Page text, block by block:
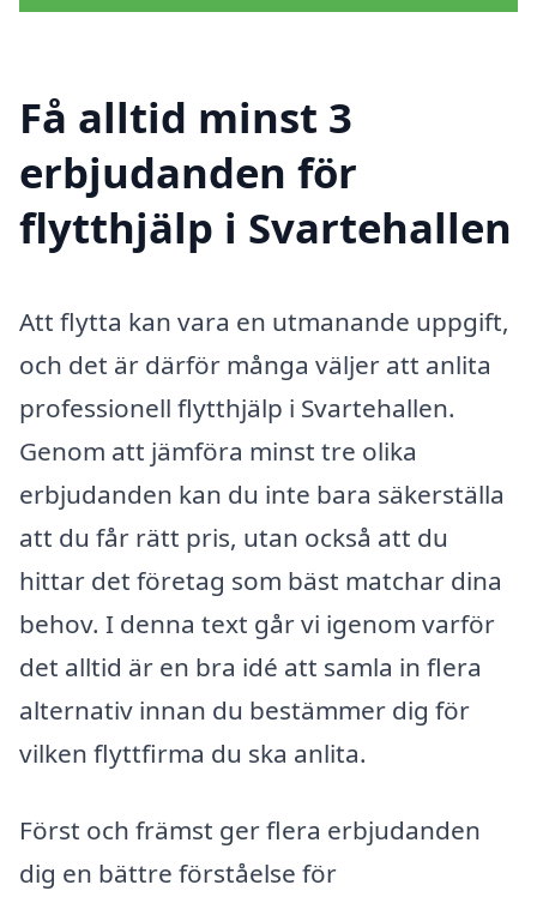
Få alltid minst 3
erbjudanden för
flytthjälp i Svartehallen
Att flytta kan vara en utmanande uppgift,
och det är därför många väljer att anlita
professionell flytthjälp i Svartehallen.
Genom att jämföra minst tre olika
erbjudanden kan du inte bara säkerställa
att du får rätt pris, utan också att du
hittar det företag som bäst matchar dina
behov. I denna text går vi igenom varför
det alltid är en bra idé att samla in flera
alternativ innan du bestämmer dig för
vilken flyttfirma du ska anlita.
Först och främst ger flera erbjudanden
dig en bättre förståelse för